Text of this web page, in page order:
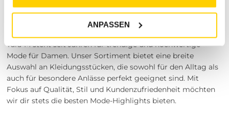
ANPASSEN
Borken, Rheine, Herne, Bocholt, Coesfeld, Datteln,
Ort beraten dich gerne!
Tara-M steht seit Jahren für trendige und hochwertige
Mode für Damen. Unser Sortiment bietet eine breite
Auswahl an Kleidungsstücken, die sowohl für den Alltag als
auch für besondere Anlässe perfekt geeignet sind. Mit
Fokus auf Qualität, Stil und Kundenzufriedenheit möchten
wir dir stets die besten Mode-Highlights bieten.